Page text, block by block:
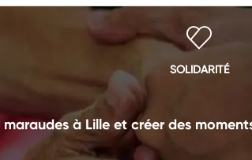
SOLIDARITÉ
à Lille et créer des